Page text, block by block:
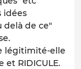
idées
delà de ce"
légitimité-elle
et RIDICULE.